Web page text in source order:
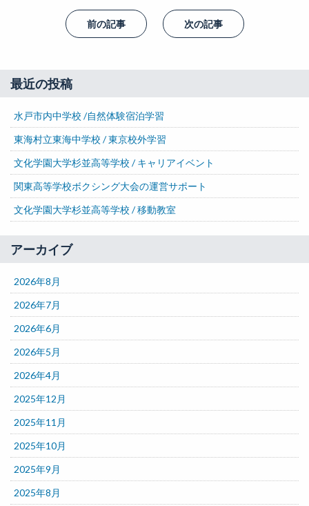
前の記事 次の記事
最近の投稿
水戸市内中学校 /自然体験宿泊学習
東海村立東海中学校 / 東京校外学習
文化学園大学杉並高等学校 / キャリアイベント
関東高等学校ボクシング大会の運営サポート
文化学園大学杉並高等学校 / 移動教室
アーカイブ
2026年8月
2026年7月
2026年6月
2026年5月
2026年4月
2025年12月
2025年11月
2025年10月
2025年9月
2025年8月